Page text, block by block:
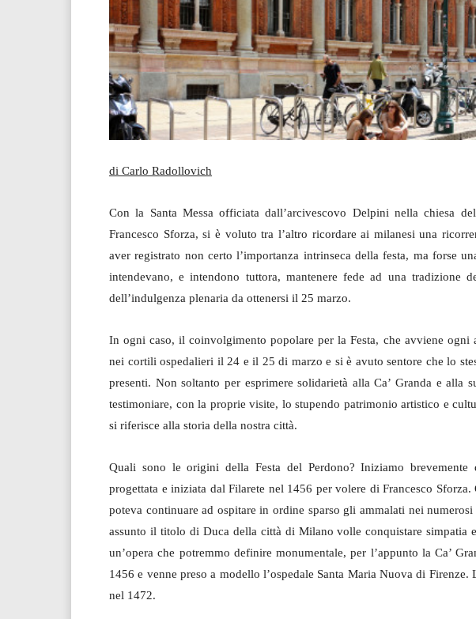
di Carlo Radollovich
Con la Santa Messa officiata dall’arcivescovo Delpini nella chiesa
Francesco Sforza, si è voluto tra l’altro ricordare ai milanesi una
aver registrato non certo l’importanza intrinseca della festa, ma forse
intendevano, e intendono tuttora, mantenere fede ad una tradizione
dell’indulgenza plenaria da ottenersi il 25 marzo.
In ogni caso, il coinvolgimento popolare per la Festa, che avviene ogni
nei cortili ospedalieri il 24 e il 25 di marzo e si è avuto sentore che lo
presenti. Non soltanto per esprimere solidarietà alla Ca’ Granda e alla
testimoniare, con la proprie visite, lo stupendo patrimonio artistico e
si riferisce alla storia della nostra città.
Quali sono le origini della Festa del Perdono? Iniziamo brevemente
progettata e iniziata dal Filarete nel 1456 per volere di Francesco Sforza.
poteva continuare ad ospitare in ordine sparso gli ammalati nei
assunto il titolo di Duca della città di Milano volle conquistare simpatia
un’opera che potremmo definire monumentale, per l’appunto la Ca’
1456 e venne preso a modello l’ospedale Santa Maria Nuova di Firenze.
nel 1472.